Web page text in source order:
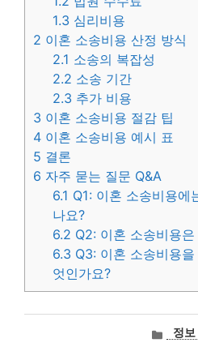
1.3 심리비용
2 이혼 소송비용 산정 방식
2.1 소송의 복잡성
2.2 소송 기간
2.3 추가 비용
3 이혼 소송비용 절감 팁
4 이혼 소송비용 예시 표
5 결론
6 자주 묻는 질문 Q&A
6.1 Q1: 이혼 소송비용에
나요?
6.2 Q2: 이혼 소송비용
6.3 Q3: 이혼 소송비용
엇인가요?
카정보